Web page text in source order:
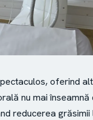
oferind
nu mai înseamnă
reducerea